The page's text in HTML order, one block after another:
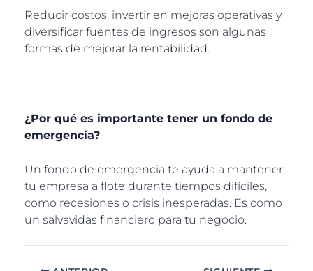
Reducir costos, invertir en mejoras operativas y
diversificar fuentes de ingresos son algunas
formas de mejorar la rentabilidad.
¿Por qué es importante tener un fondo de
emergencia?
Un fondo de emergencia te ayuda a mantener
tu empresa a flote durante tiempos difíciles,
como recesiones o crisis inesperadas. Es como
un salvavidas financiero para tu negocio.